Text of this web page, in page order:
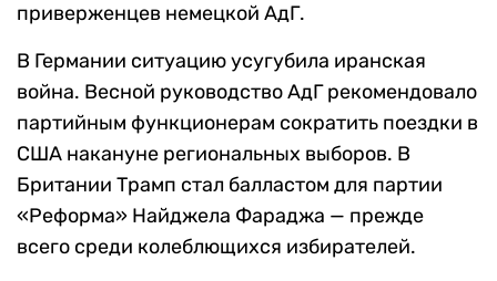
приверженцев немецкой АдГ.
В Германии ситуацию усугубила иранская
война. Весной руководство АдГ рекомендовало
партийным функционерам сократить поездки в
США накануне региональных выборов. В
Британии Трамп стал балластом для партии
«Реформа» Найджела Фараджа — прежде
всего среди колеблющихся избирателей.